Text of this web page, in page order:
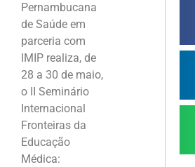
Pernambucana
de Saúde em
parceria com
IMIP realiza, de
28 a 30 de maio,
o II Seminário
Internacional
Fronteiras da
Educação
Médica: